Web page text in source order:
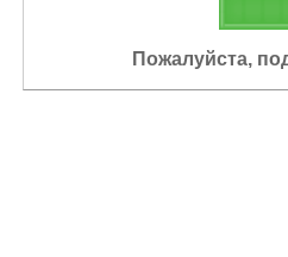
Пожалуйста,